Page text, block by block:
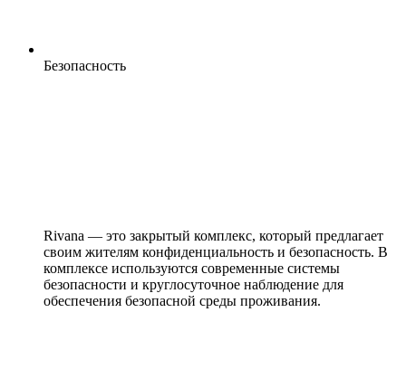
Безопасность
Rivana — это закрытый комплекс, который предлагает
своим жителям конфиденциальность и безопасность. В
комплексе используются современные системы
безопасности и круглосуточное наблюдение для
обеспечения безопасной среды проживания.